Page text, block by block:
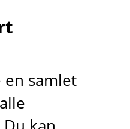
en samlet